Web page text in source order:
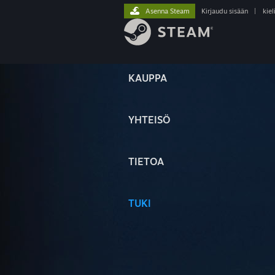
KAUPPA
YHTEISÖ
TIETOA
TUKI
Asenna Steam Kirjaudu sisään kieli